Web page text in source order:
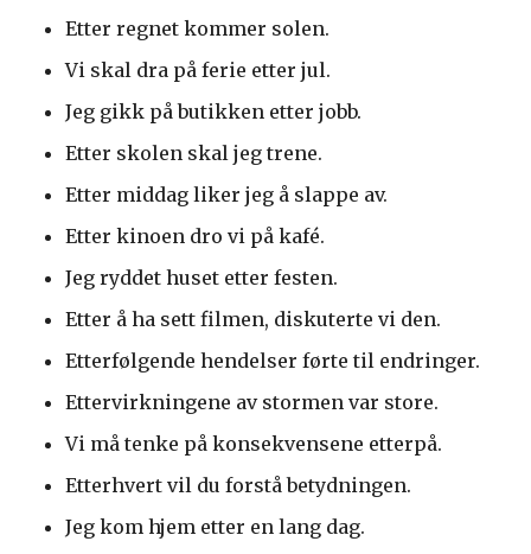
Etter regnet kommer solen.
Vi skal dra på ferie etter jul.
Jeg gikk på butikken etter jobb.
Etter skolen skal jeg trene.
Etter middag liker jeg å slappe av.
Etter kinoen dro vi på kafé.
Jeg ryddet huset etter festen.
Etter å ha sett filmen, diskuterte vi den.
Etterfølgende hendelser førte til endringer.
Ettervirkningene av stormen var store.
Vi må tenke på konsekvensene etterpå.
Etterhvert vil du forstå betydningen.
Jeg kom hjem etter en lang dag.